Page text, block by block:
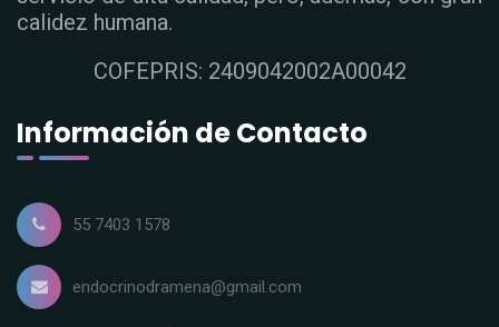
calidez humana.
COFEPRIS: 2409042002A00042
Información de Contacto
55 7403 1578
endocrinodramena@gmail.com